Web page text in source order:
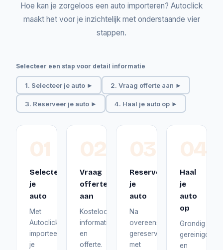
Hoe kan je zorgeloos een auto importeren? Autoclick
maakt het voor je inzichtelijk met onderstaande vier
stappen.
Selecteer een stap voor detail informatie
1. Selecteer je auto ► 2. Vraag offerte aan ►
3. Reserveer je auto ► 4. Haal je auto op ►
01
Selecteer
je
auto
Met
Autoclick
importeer
je
02
Vraag
offerte
aan
Kosteloos
informatie
en
offerte.
03
Reserveer
je
auto
Na
overeenstemming
gereserveerd
met
04
Haal
je
auto
op
Grondig
gereinigd
en